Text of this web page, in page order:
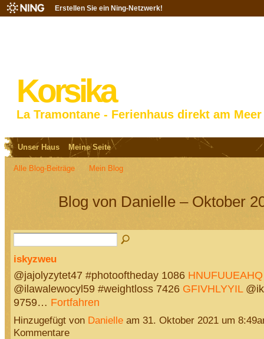
Erstellen Sie ein Ning-Netzwerk!
Korsika
La Tramontane - Ferienhaus direkt am Meer
Unser Haus Meine Seite
Alle Blog-Beiträge Mein Blog
Blog von Danielle – Oktober
iskyzweu
@jajolyzytet47 #photooftheday 1086 HNUFUUEAHQ
@ilawalewocyl59 #weightloss 7426 GFIVHLYYIL
9759… Fortfahren
Hinzugefügt von Danielleam 31. Oktober 2021 um
Kommentare